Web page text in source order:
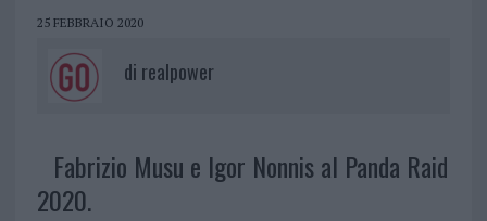
25 FEBBRAIO 2020
di realpower
Fabrizio Musu e Igor Nonnis al Panda Raid
2020.